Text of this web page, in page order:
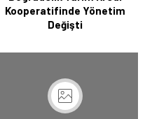
Kooperatifinde Yönetim
Değişti